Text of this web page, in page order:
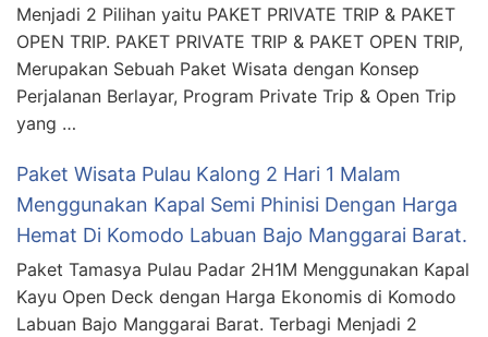
Menjadi 2 Pilihan yaitu PAKET PRIVATE TRIP & PAKET
OPEN TRIP. PAKET PRIVATE TRIP & PAKET OPEN TRIP,
Merupakan Sebuah Paket Wisata dengan Konsep
Perjalanan Berlayar, Program Private Trip & Open Trip
yang …
Paket Wisata Pulau Kalong 2 Hari 1 Malam
Menggunakan Kapal Semi Phinisi Dengan Harga
Hemat Di Komodo Labuan Bajo Manggarai Barat.
Paket Tamasya Pulau Padar 2H1M Menggunakan Kapal
Kayu Open Deck dengan Harga Ekonomis di Komodo
Labuan Bajo Manggarai Barat. Terbagi Menjadi 2